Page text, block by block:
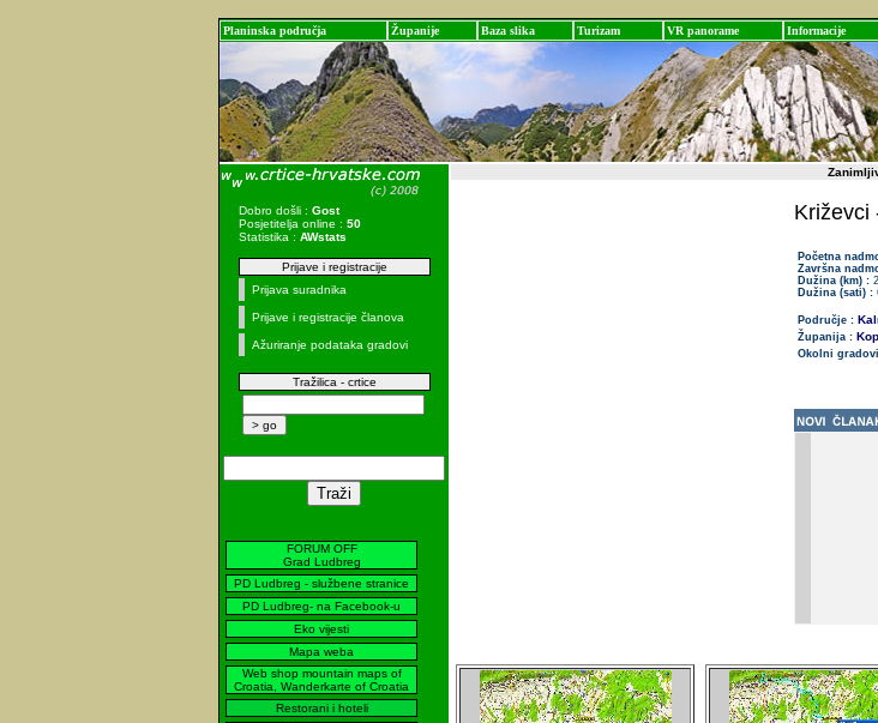
Planinska područja Županije Baza slika Turizam VR panorame Informacije
Dobro došli : Gost
Posjetitelja online : 50
Statistika : AWstats
Prijave i registracije
Prijava suradnika
Prijave i registracije članova
Ažuriranje podataka gradovi
Tražilica - crtice
FORUM OFF
Grad Ludbreg
PD Ludbreg - službene stranice
PD Ludbreg- na Facebook-u
Eko vijesti
Mapa weba
Web shop mountain maps of
Croatia, Wanderkarte of Croatia
Restorani i hoteli
Križevci
Početna
Završna
Dužina (km) :
Dužina (sati) :
Područje :
Županija :
Okolni